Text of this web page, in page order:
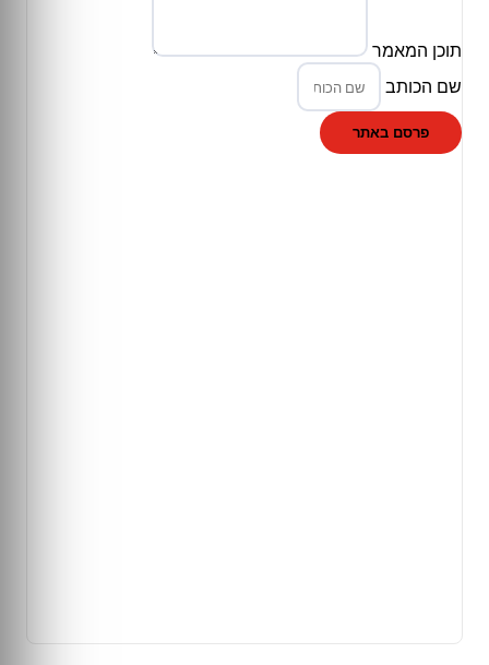
תוכן המאמר
שם הכותב
פרסם באתר